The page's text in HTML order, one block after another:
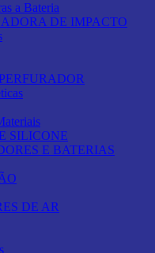
a Bateria
DE IMPACTO
SILICONE
E BATERIAS
DE AR